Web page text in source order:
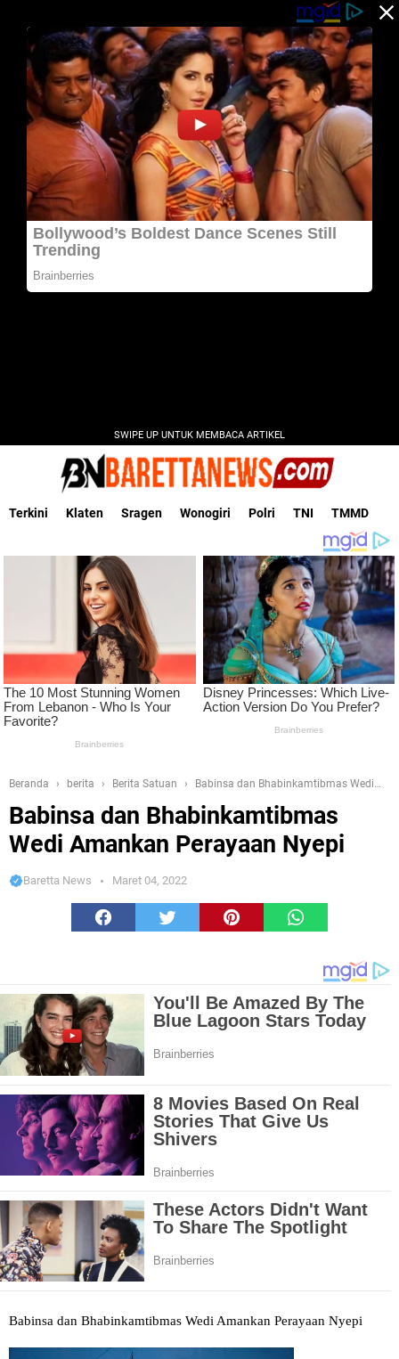
SWIPE UP UNTUK MEMBACA ARTIKEL
Terkini Klaten Sragen Wonogiri Polri TNI TMMD
Beranda berita Berita Satuan
Babinsa dan Bhabinkamtibmas Wedi
Babinsa dan Bhabinkamtibmas
Wedi Amankan Perayaan Nyepi
Baretta News Maret 04, 2022
Babinsa dan Bhabinkamtibmas Wedi Amankan Perayaan Nyepi